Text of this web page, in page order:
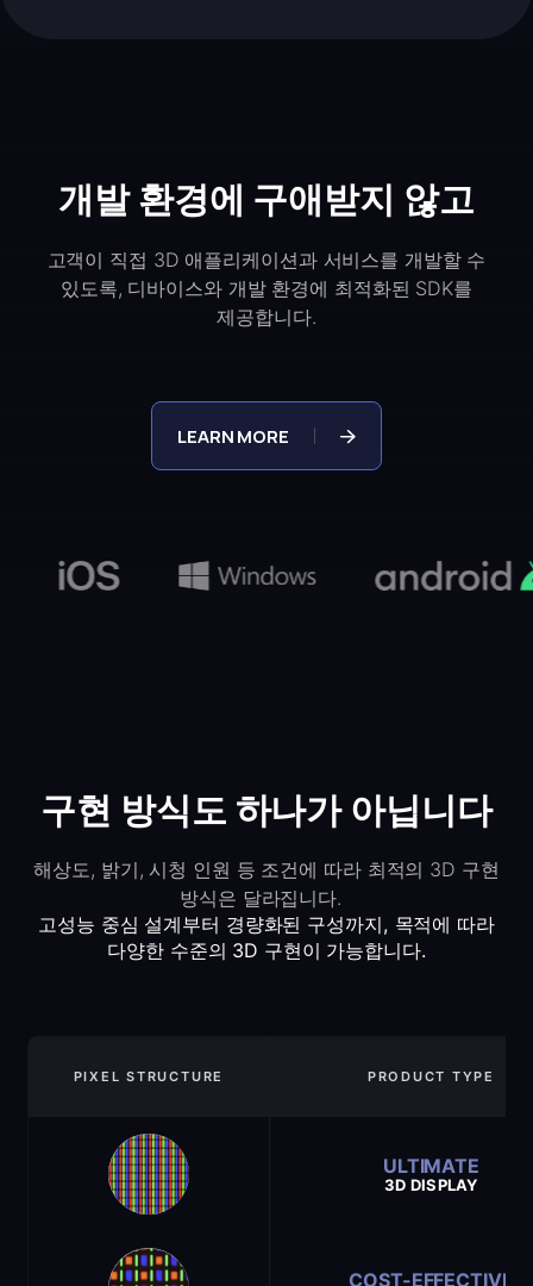
개발 환경에 구애받지 않고
고객이 직접 3D 애플리케이션과 서비스를 개발할 수
있도록, 디바이스와 개발 환경에 최적화된 SDK를
제공합니다.
LEARN MORE
구현 방식도 하나가 아닙니다
해상도, 밝기, 시청 인원 등 조건에 따라 최적의 3D 구현
방식은 달라집니다.
고성능 중심 설계부터 경량화된 구성까지, 목적에 따라
다양한 수준의 3D 구현이 가능합니다.
PIXEL STRUCTURE PRODUCT TYPE
ULTIMATE
3D DISPLAY
COST-EFFECTIVE